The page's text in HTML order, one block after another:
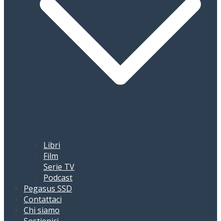
Libri
Film
Serie TV
Podcast
Pegasus SSD
Contattaci
Chi siamo